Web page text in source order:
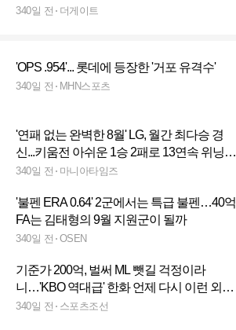
마님의 남다른 목표 [스춘 유망주]
340일 전 더게이트
'OPS .954'... 롯데에 등장한 '거포 유격수'
340일 전 MHN스포츠
'연패 없는 완벽한 8월' LG, 월간 최다승 경
신...키움전 아쉬운 1승 2패로 13연속 위닝시
리즈 끝
340일 전 마니아타임즈
'불펜 ERA 0.64' 2군에서는 특급 불펜…40억
FA는 김태형의 9월 지원군이 될까
340일 전 OSEN
기준가 200억, 벌써 ML 뺏길 걱정이라
니…'KBO 역대급' 한화 언제 다시 이런 외국
인 품을까
340일 전 스포츠조선